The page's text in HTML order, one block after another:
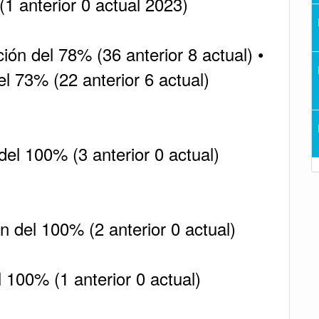
del 78% (36 anterior 8 actual) •
73% (22 anterior 6 actual)
100% (3 anterior 0 actual)
del 100% (2 anterior 0 actual)
(1 anterior 0 actual)